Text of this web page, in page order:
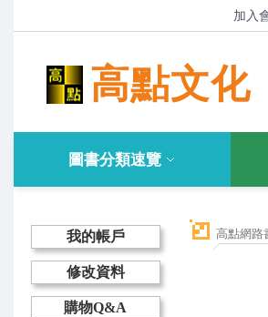
加入
高點文化
圖書分類速覽
我的帳戶
修改資料
購物Q&A
高點網路